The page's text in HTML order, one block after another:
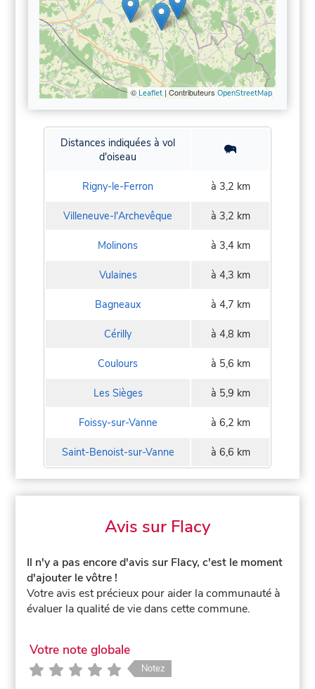
© Leaflet| Contributeurs OpenStreetMap
Distances indiquées à vol
d'oiseau
Rigny-le-Ferron à 3,2 km
Villeneuve-l'Archevêque à 3,2 km
Molinons à 3,4 km
Vulaines à 4,3 km
Bagneaux à 4,7 km
Cérilly à 4,8 km
Coulours à 5,6 km
Les Sièges à 5,9 km
Foissy-sur-Vanne à 6,2 km
Saint-Benoist-sur-Vanne à 6,6 km
Avis sur Flacy
Il n'y a pas encore d'avis sur Flacy, c'est le moment
d'ajouter le vôtre !
Votre avis est précieux pour aider la communauté à
évaluer la qualité de vie dans cette commune.
Votre note globale
Notez